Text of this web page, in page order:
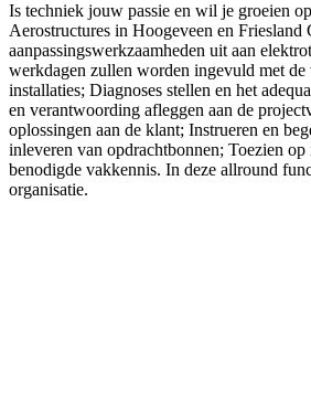
Is techniek jouw passie en wil je groeien
Aerostructures in Hoogeveen en
aanpassingswerkzaamheden uit aan
werkdagen zullen worden ingevuld met de
installaties; Diagnoses stellen en het
en verantwoording afleggen aan de
oplossingen aan de klant; Instrueren en
inleveren van opdrachtbonnen; Toezien
benodigde vakkennis. In deze allround
organisatie.